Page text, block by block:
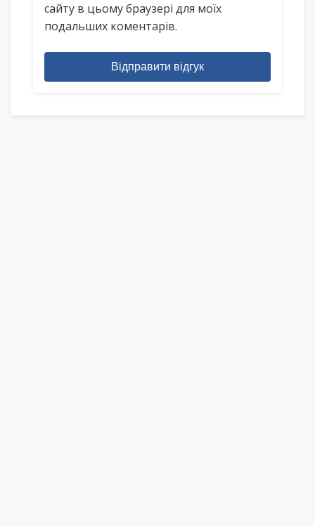
сайту в цьому браузері для моїх
подальших коментарів.
Відправити відгук